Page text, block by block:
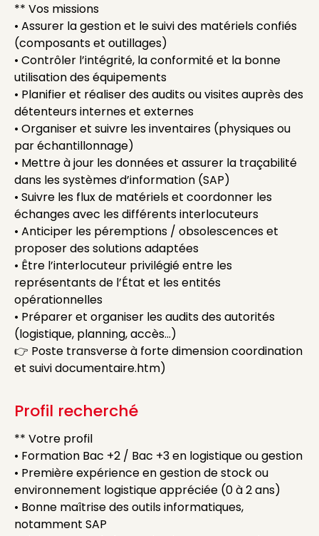
** Vos missions
• Assurer la gestion et le suivi des matériels confiés
(composants et outillages)
• Contrôler l’intégrité, la conformité et la bonne
utilisation des équipements
• Planifier et réaliser des audits ou visites auprès des
détenteurs internes et externes
• Organiser et suivre les inventaires (physiques ou
par échantillonnage)
• Mettre à jour les données et assurer la traçabilité
dans les systèmes d’information (SAP)
• Suivre les flux de matériels et coordonner les
échanges avec les différents interlocuteurs
• Anticiper les péremptions / obsolescences et
proposer des solutions adaptées
• Être l’interlocuteur privilégié entre les
représentants de l’État et les entités
opérationnelles
• Préparer et organiser les audits des autorités
(logistique, planning, accès…)
👉 Poste transverse à forte dimension coordination
et suivi documentaire.htm)
Profil recherché
** Votre profil
• Formation Bac +2 / Bac +3 en logistique ou gestion
• Première expérience en gestion de stock ou
environnement logistique appréciée (0 à 2 ans)
• Bonne maîtrise des outils informatiques,
notamment SAP